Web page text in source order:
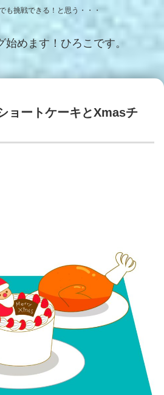
も挑戦できる！と思う・・・
始めます！ひろこです。
ョートケーキとXmasチ